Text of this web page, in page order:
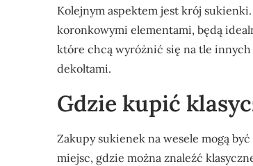
Kolejnym aspektem jest krój
koronkowymi elementami, będą
które chcą wyróżnić się na tle
dekoltami.
Gdzie kupić
Zakupy sukienek na wesele mogą
miejsc, gdzie można znaleźć